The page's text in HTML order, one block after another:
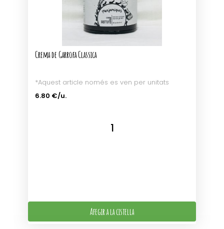
Crema de Garrofa Classica
*Aquest article només es ven per unitats
6.80 €/u.
Afegir a la cistella